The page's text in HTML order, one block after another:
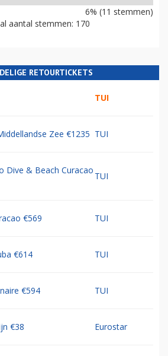
6% (11 stemmen)
aantal stemmen: 170
RETOURTICKETS
TUI
Zee €1235 TUI
Dive & Beach Curacao
TUI
€569 TUI
€614 TUI
€594 TUI
€38 Eurostar